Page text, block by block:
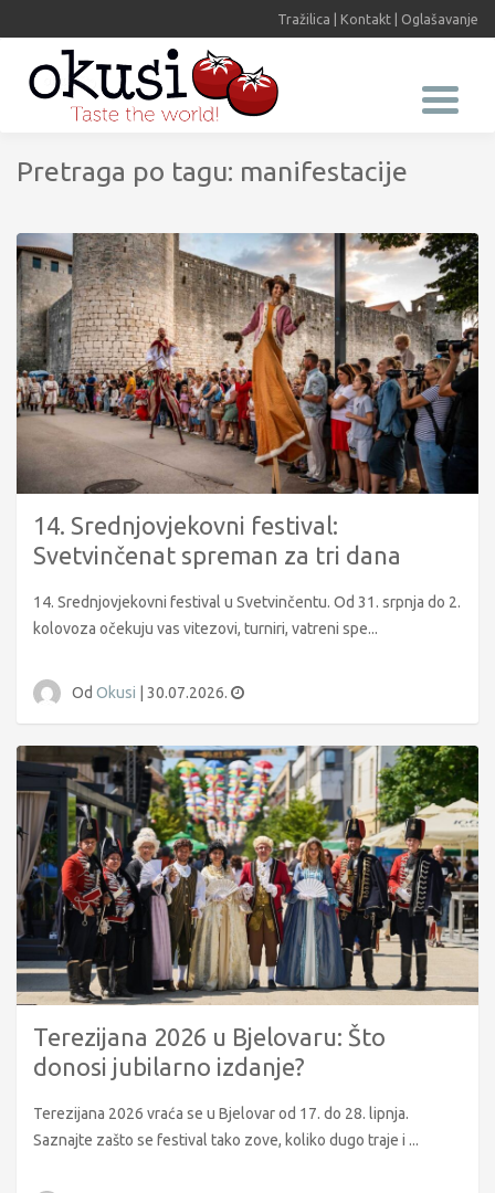
Tražilica Kontakt Oglašavanje
Pretraga po tagu: manifestacije
14. Srednjovjekovni festival:
Svetvinčenat spreman za tri dana
14. Srednjovjekovni festival u Svetvinčentu. Od 31. srpnja do 2.
kolovoza očekuju vas vitezovi, turniri, vatreni spe...
Od Okusi | 30.07.2026.
Terezijana 2026 u Bjelovaru: Što
donosi jubilarno izdanje?
Terezijana 2026 vraća se u Bjelovar od 17. do 28. lipnja.
Saznajte zašto se festival tako zove, koliko dugo traje i ...